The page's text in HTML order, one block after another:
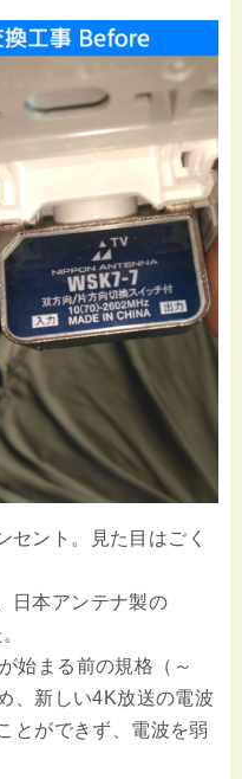
ント。見た目はごく
日本アンテナ製の
始まる前の規格（～
、新しい4K放送の電波
とができず、電波を弱